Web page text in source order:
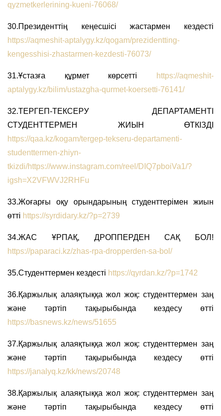
qyzmetkerlerining-kueni-76068/
30.Президенттің кеңесшісі жастармен кездесті
https://aqmeshit-aptalygy.kz/qogam/prezidentting-
kengesshisi-zhastarmen-kezdesti-76073/
31.Ұстазға құрмет көрсетті
https://aqmeshit-
aptalygy.kz/bilim/ustazgha-qurmet-koersetti-76141/
32.ТЕРГЕП-ТЕКСЕРУ ДЕПАРТАМЕНТІ
СТУДЕНТТЕРМЕН ЖИЫН ӨТКІЗДІ
https://qaa.kz/kogam/tergep-tekseru-departamenti-
studenttermen-zhiyn-
tkizdi/https://www.instagram.com/reel/DIQ7pboiVa1/?
igsh=X2VFWVJ2RHFu
33.Жоғарғы оқу орындарының студенттерімен жиын
өтті https://syrdidary.kz/?p=2739
34.ЖАС ҰРПАҚ, ДРОППЕРДЕН САҚ БОЛ!
https://paparaci.kz/zhas-rpa-dropperden-sa-bol/
35.Студенттермен кездесті https://qyrdan.kz/?p=1742
36.Қаржылық алаяқтыққа жол жоқ: студенттермен заң
және тәртіп тақырыбында кездесу өтті
https://basnews.kz/news/51655
37.Қаржылық алаяқтыққа жол жоқ: студенттермен заң
және тәртіп тақырыбында кездесу өтті
https://janalyq.kz/kk/news/20748
38.Қаржылық алаяқтыққа жол жоқ: студенттермен заң
және тәртіп тақырыбында кездесу өтті